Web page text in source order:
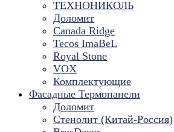
ТЕХНОНИКОЛЬ
Доломит
Canada Ridge
Tecos ImaBeL
Royal Stone
VOX
Комплектующие
Фасадные Термопанели
Доломит
Стенолит (Китай-Россия)